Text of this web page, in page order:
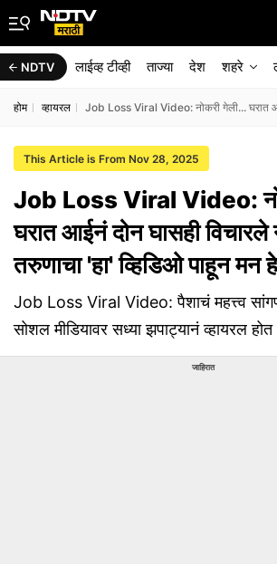
NDTV लाईव्ह टीव्ही ताज्या देश शहरे
होम व्हायरल Job Loss Viral Video: नोकरी गेली... घरात
This Article is From Nov 28, 2025
Job Loss Viral Video:
घरात आईनं दोन घासही विचारले
तरुणाचा 'हा' व्हिडिओ पाहून मन
Job Loss Viral Video: पैशाचं महत्त्व
सोशल मीडियावर सध्या झपाट्यानं व्हायरल
जाहिरात